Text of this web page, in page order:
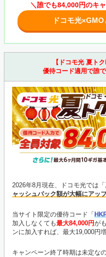
＼誰でも84,000円のキ
ドコモ光
【ドコモ光 夏ト
優待コード適用で誰
2026年8月現在、ドコモ光では
ャッシュバック額が大幅にアッ
当サイト限定の優待コード「
加入しなくても最大84,000円が
ンに加入すれば、最大19,000円増
キャンペーン終了時期は未定な